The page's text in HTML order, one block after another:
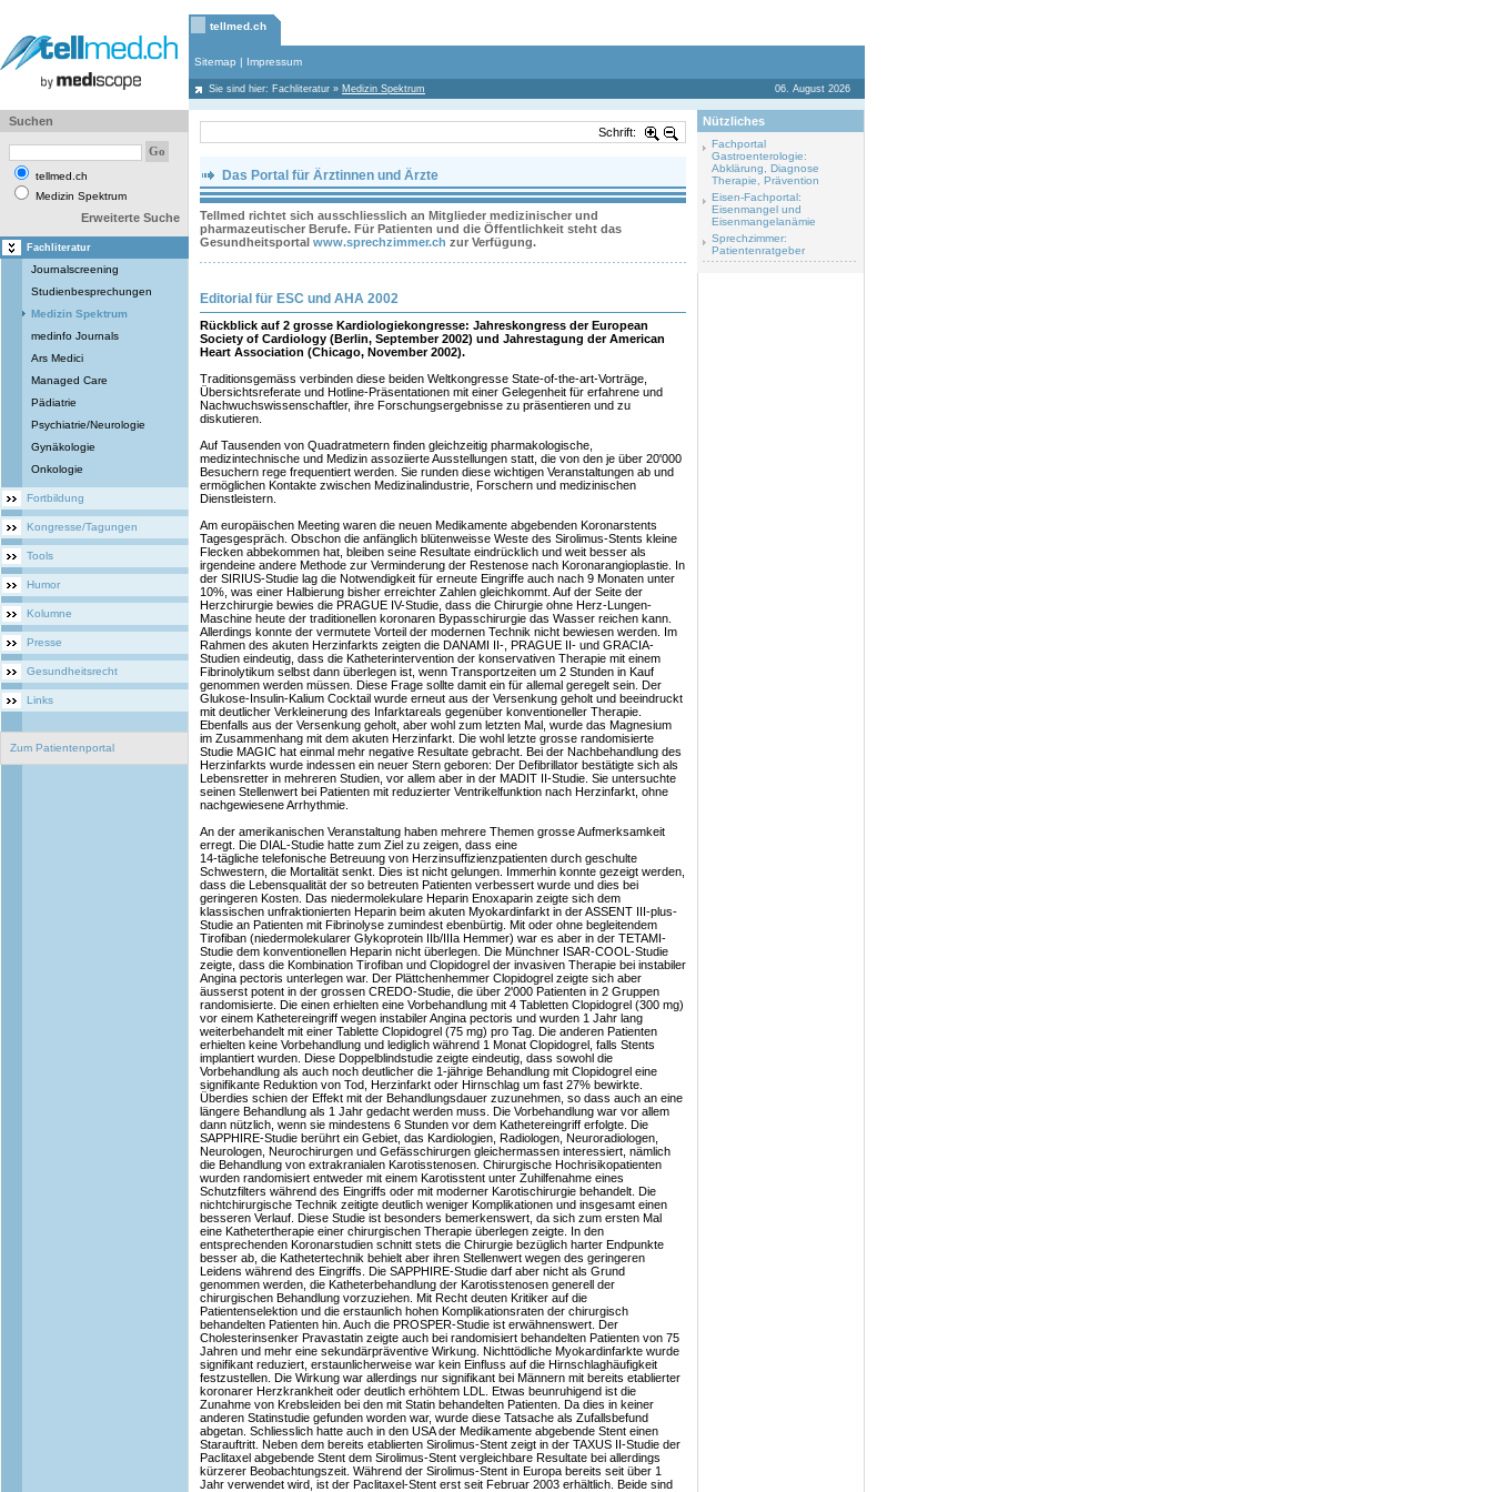
tellmed.ch
Sitemap | Impressum
Sie sind hier: Fachliteratur » Medizin Spektrum 06. August 2026
Suchen
tellmed.ch
Medizin Spektrum
Erweiterte Suche
Fachliteratur
Journalscreening
Studienbesprechungen
Medizin Spektrum
medinfo Journals
Ars Medici
Managed Care
Pädiatrie
Psychiatrie/Neurologie
Gynäkologie
Onkologie
Fortbildung
Kongresse/Tagungen
Tools
Humor
Kolumne
Presse
Gesundheitsrecht
Links
Zum Patientenportal
Schrift:
Das Portal für Ärztinnen und Ärzte
Tellmed richtet sich ausschliesslich an Mitglieder medizinischer und
pharmazeutischer Berufe. Für Patienten und die Öffentlichkeit steht das
Gesundheitsportal www.sprechzimmer.ch zur Verfügung.
Editorial für ESC und AHA 2002
Rückblick auf 2 grosse Kardiologiekongresse: Jahreskongress der European
Society of Cardiology (Berlin, September 2002) und Jahrestagung der American
Heart Association (Chicago, November 2002).
Traditionsgemäss verbinden diese beiden Weltkongresse State-of-the-art-Vorträge,
Übersichtsreferate und Hotline-Präsentationen mit einer Gelegenheit für erfahrene und
Nachwuchswissenschaftler, ihre Forschungsergebnisse zu präsentieren und zu
diskutieren.
Auf Tausenden von Quadratmetern finden gleichzeitig pharmakologische,
medizintechnische und Medizin assoziierte Ausstellungen statt, die von den je über 20'000
Besuchern rege frequentiert werden. Sie runden diese wichtigen Veranstaltungen ab und
ermöglichen Kontakte zwischen Medizinalindustrie, Forschern und medizinischen
Dienstleistern.
Am europäischen Meeting waren die neuen Medikamente abgebenden Koronarstents
Tagesgespräch. Obschon die anfänglich blütenweisse Weste des Sirolimus-Stents kleine
Flecken abbekommen hat, bleiben seine Resultate eindrücklich und weit besser als
irgendeine andere Methode zur Verminderung der Restenose nach Koronarangioplastie. In
der SIRIUS-Studie lag die Notwendigkeit für erneute Eingriffe auch nach 9 Monaten unter
10%, was einer Halbierung bisher erreichter Zahlen gleichkommt. Auf der Seite der
Herzchirurgie bewies die PRAGUE IV-Studie, dass die Chirurgie ohne Herz-Lungen-
Maschine heute der traditionellen koronaren Bypasschirurgie das Wasser reichen kann.
Allerdings konnte der vermutete Vorteil der modernen Technik nicht bewiesen werden. Im
Rahmen des akuten Herzinfarkts zeigten die DANAMI II-, PRAGUE II- und GRACIA-
Studien eindeutig, dass die Katheterintervention der konservativen Therapie mit einem
Fibrinolytikum selbst dann überlegen ist, wenn Transportzeiten um 2 Stunden in Kauf
genommen werden müssen. Diese Frage sollte damit ein für allemal geregelt sein. Der
Glukose-Insulin-Kalium Cocktail wurde erneut aus der Versenkung geholt und beeindruckt
mit deutlicher Verkleinerung des Infarktareals gegenüber konventioneller Therapie.
Ebenfalls aus der Versenkung geholt, aber wohl zum letzten Mal, wurde das Magnesium
im Zusammenhang mit dem akuten Herzinfarkt. Die wohl letzte grosse randomisierte
Studie MAGIC hat einmal mehr negative Resultate gebracht. Bei der Nachbehandlung des
Herzinfarkts wurde indessen ein neuer Stern geboren: Der Defibrillator bestätigte sich als
Lebensretter in mehreren Studien, vor allem aber in der MADIT II-Studie. Sie untersuchte
seinen Stellenwert bei Patienten mit reduzierter Ventrikelfunktion nach Herzinfarkt, ohne
nachgewiesene Arrhythmie.
An der amerikanischen Veranstaltung haben mehrere Themen grosse Aufmerksamkeit
erregt. Die DIAL-Studie hatte zum Ziel zu zeigen, dass eine
14-tägliche telefonische Betreuung von Herzinsuffizienzpatienten durch geschulte
Schwestern, die Mortalität senkt. Dies ist nicht gelungen. Immerhin konnte gezeigt werden,
dass die Lebensqualität der so betreuten Patienten verbessert wurde und dies bei
geringeren Kosten. Das niedermolekulare Heparin Enoxaparin zeigte sich dem
klassischen unfraktionierten Heparin beim akuten Myokardinfarkt in der ASSENT III-plus-
Studie an Patienten mit Fibrinolyse zumindest ebenbürtig. Mit oder ohne begleitendem
Tirofiban (niedermolekularer Glykoprotein IIb/IIIa Hemmer) war es aber in der TETAMI-
Studie dem konventionellen Heparin nicht überlegen. Die Münchner ISAR-COOL-Studie
zeigte, dass die Kombination Tirofiban und Clopidogrel der invasiven Therapie bei instabiler
Angina pectoris unterlegen war. Der Plättchenhemmer Clopidogrel zeigte sich aber
äusserst potent in der grossen CREDO-Studie, die über 2'000 Patienten in 2 Gruppen
randomisierte. Die einen erhielten eine Vorbehandlung mit 4 Tabletten Clopidogrel (300 mg)
vor einem Kathetereingriff wegen instabiler Angina pectoris und wurden 1 Jahr lang
weiterbehandelt mit einer Tablette Clopidogrel (75 mg) pro Tag. Die anderen Patienten
erhielten keine Vorbehandlung und lediglich während 1 Monat Clopidogrel, falls Stents
implantiert wurden. Diese Doppelblindstudie zeigte eindeutig, dass sowohl die
Vorbehandlung als auch noch deutlicher die 1-jährige Behandlung mit Clopidogrel eine
signifikante Reduktion von Tod, Herzinfarkt oder Hirnschlag um fast 27% bewirkte.
Überdies schien der Effekt mit der Behandlungsdauer zuzunehmen, so dass auch an eine
längere Behandlung als 1 Jahr gedacht werden muss. Die Vorbehandlung war vor allem
dann nützlich, wenn sie mindestens 6 Stunden vor dem Kathetereingriff erfolgte. Die
SAPPHIRE-Studie berührt ein Gebiet, das Kardiologien, Radiologen, Neuroradiologen,
Neurologen, Neurochirurgen und Gefässchirurgen gleichermassen interessiert, nämlich
die Behandlung von extrakranialen Karotisstenosen. Chirurgische Hochrisikopatienten
wurden randomisiert entweder mit einem Karotisstent unter Zuhilfenahme eines
Schutzfilters während des Eingriffs oder mit moderner Karotischirurgie behandelt. Die
nichtchirurgische Technik zeitigte deutlich weniger Komplikationen und insgesamt einen
besseren Verlauf. Diese Studie ist besonders bemerkenswert, da sich zum ersten Mal
eine Kathetertherapie einer chirurgischen Therapie überlegen zeigte. In den
entsprechenden Koronarstudien schnitt stets die Chirurgie bezüglich harter Endpunkte
besser ab, die Kathetertechnik behielt aber ihren Stellenwert wegen des geringeren
Leidens während des Eingriffs. Die SAPPHIRE-Studie darf aber nicht als Grund
genommen werden, die Katheterbehandlung der Karotisstenosen generell der
chirurgischen Behandlung vorzuziehen. Mit Recht deuten Kritiker auf die
Patientenselektion und die erstaunlich hohen Komplikationsraten der chirurgisch
behandelten Patienten hin. Auch die PROSPER-Studie ist erwähnenswert. Der
Cholesterinsenker Pravastatin zeigte auch bei randomisiert behandelten Patienten von 75
Jahren und mehr eine sekundärpräventive Wirkung. Nichttödliche Myokardinfarkte wurde
signifikant reduziert, erstaunlicherweise war kein Einfluss auf die Hirnschlaghäufigkeit
festzustellen. Die Wirkung war allerdings nur signifikant bei Männern mit bereits etablierter
koronarer Herzkrankheit oder deutlich erhöhtem LDL. Etwas beunruhigend ist die
Zunahme von Krebsleiden bei den mit Statin behandelten Patienten. Da dies in keiner
anderen Statinstudie gefunden worden war, wurde diese Tatsache als Zufallsbefund
abgetan. Schliesslich hatte auch in den USA der Medikamente abgebende Stent einen
Starauftritt. Neben dem bereits etablierten Sirolimus-Stent zeigt in der TAXUS II-Studie der
Paclitaxel abgebende Stent dem Sirolimus-Stent vergleichbare Resultate bei allerdings
kürzerer Beobachtungszeit. Während der Sirolimus-Stent in Europa bereits seit über 1
Jahr verwendet wird, ist der Paclitaxel-Stent erst seit Februar 2003 erhältlich. Beide sind
Nützliches
Fachportal
Gastroenterologie:
Abklärung, Diagnose
Therapie, Prävention
Eisen-Fachportal:
Eisenmangel und
Eisenmangelanämie
Sprechzimmer:
Patientenratgeber